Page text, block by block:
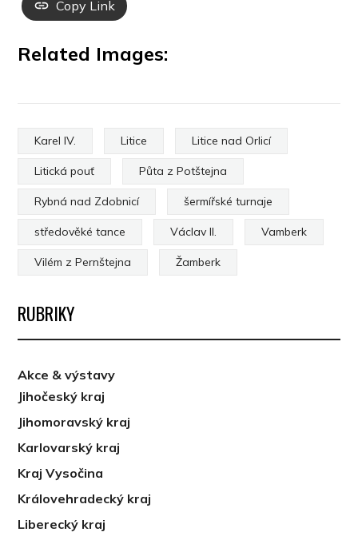
Copy Link
Related Images:
Karel IV. Litice Litice nad Orlicí
Litická pouť Půta z Potštejna
Rybná nad Zdobnicí šermířské turnaje
středověké tance Václav II. Vamberk
Vilém z Pernštejna Žamberk
RUBRIKY
Akce & výstavy
Jihočeský kraj
Jihomoravský kraj
Karlovarský kraj
Kraj Vysočina
Královehradecký kraj
Liberecký kraj